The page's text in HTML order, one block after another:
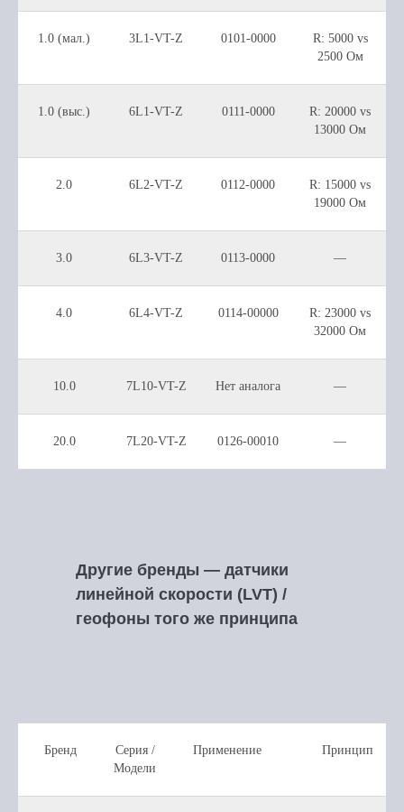
1.0 (мал.) 3L1-VT-Z 0101-0000
R: 5000 vs
2500 Ом
1.0 (выс.) 6L1-VT-Z 0111-0000
R: 20000 vs
13000 Ом
2.0 6L2-VT-Z 0112-0000
R: 15000 vs
19000 Ом
3.0 6L3-VT-Z 0113-0000 —
4.0 6L4-VT-Z 0114-00000
R: 23000 vs
32000 Ом
10.0 7L10-VT-Z Нет аналога —
20.0 7L20-VT-Z 0126-00010 —
Другие бренды — датчики
линейной скорости (LVT) /
геофоны того же принципа
Бренд
Серия /
Модели
Применение Принцип